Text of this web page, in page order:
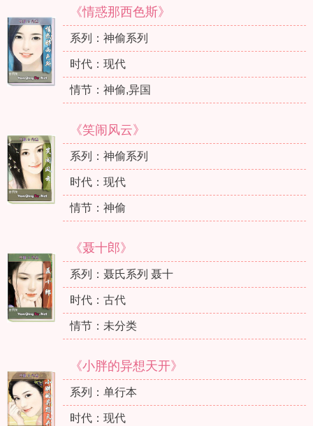
《情惑那西色斯》
系列：神偷系列
时代：现代
情节：神偷,异国
《笑闹风云》
系列：神偷系列
时代：现代
情节：神偷
《聂十郎》
系列：聂氏系列 聂十
时代：古代
情节：未分类
《小胖的异想天开》
系列：单行本
时代：现代